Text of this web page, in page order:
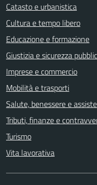
Catasto e urbanistica
Cultura e tempo libero
Educazione e formazione
Giustizia e sicurezza
Imprese e commercio
Mobilità e trasporti
Salute, benessere e
Tributi, finanze e
Turismo
Vita lavorativa